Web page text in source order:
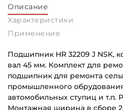
Описание
Характеристики
Применение
Подшипник HR 32209 J NSK,
вал 45 мм. Комплект для
подшипник для ремонта
промышленного
автомобильных ступиц и т.п.